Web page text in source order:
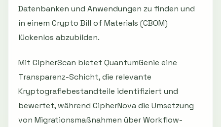
Datenbanken und Anwendungen zu finden und
in einem Crypto Bill of Materials (CBOM)
lückenlos abzubilden.
Mit CipherScan bietet QuantumGenie eine
Transparenz-Schicht, die relevante
Kryptografiebestandteile identifiziert und
bewertet, während CipherNova die Umsetzung
von Migrationsmaßnahmen über Workflow-